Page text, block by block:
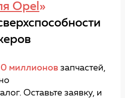
Opel »
миллионов запчастей,
Оставьте заявку, и